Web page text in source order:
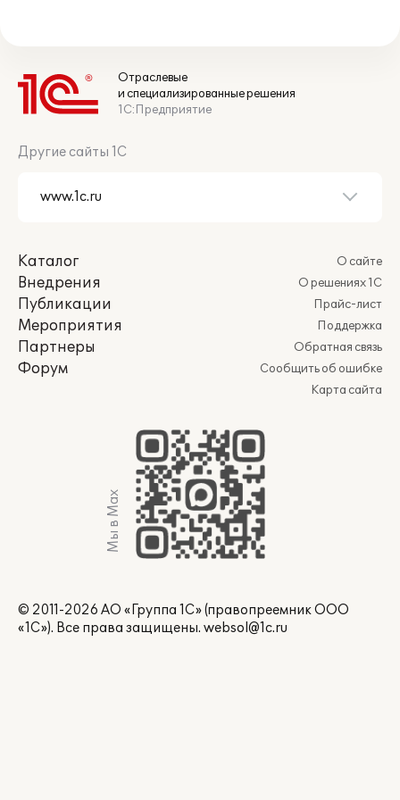
Отраслевые
и специализированные решения
1С:Предприятие
Другие сайты 1С
Каталог
Внедрения
Публикации
Мероприятия
Партнеры
Форум
О сайте
О решениях 1С
Прайс-лист
Поддержка
Обратная связь
Сообщить об ошибке
Карта сайта
Мы в Max
© 2011-2026 АО «Группа 1С» (правопреемник ООО
«1С»). Все права защищены. websol@1c.ru